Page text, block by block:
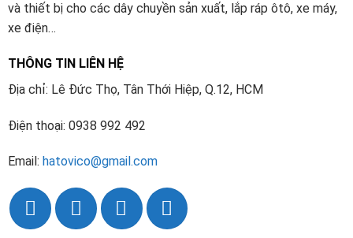
và thiết bị cho các dây chuyền sản xuất, lắp ráp ôtô, xe máy,
xe điện…
THÔNG TIN LIÊN HỆ
Địa chỉ: Lê Đức Thọ, Tân Thới Hiệp, Q.12, HCM
Điện thoại: 0938 992 492
Email: hatovico@gmail.com